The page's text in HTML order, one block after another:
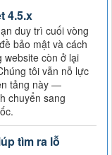
4.5.x
duy trì cuối vòng
bảo mật và cách
còn ở lại
tôi vẫn nỗ lực
tảng này —
chuyển sang
tìm ra lỗ